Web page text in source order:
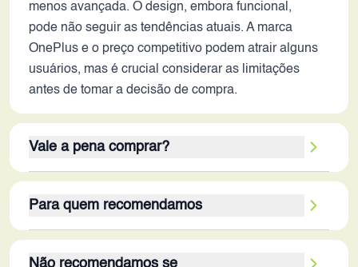
menos avançada. O design, embora funcional,
pode não seguir as tendências atuais. A marca
OnePlus e o preço competitivo podem atrair alguns
usuários, mas é crucial considerar as limitações
antes de tomar a decisão de compra.
Vale a pena comprar?
um público específico em 2026. Seus pontos fortes
incluem a tela de 90Hz, armazenamento interno
Para quem recomendamos
Não recomendamos se